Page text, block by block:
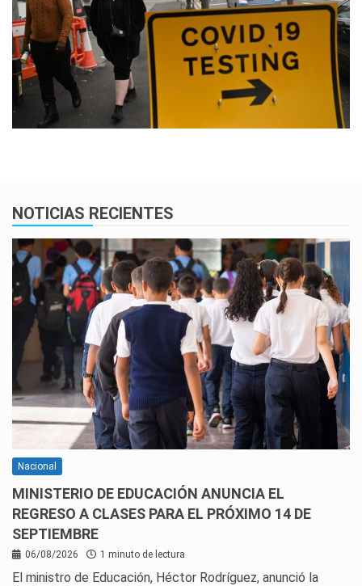
NOTICIAS RECIENTES
Nacional
MINISTERIO DE EDUCACIÓN ANUNCIA EL
REGRESO A CLASES PARA EL PRÓXIMO 14 DE
SEPTIEMBRE
06/08/2026 1 minuto de lectura
El ministro de Educación, Héctor Rodríguez, anunció la